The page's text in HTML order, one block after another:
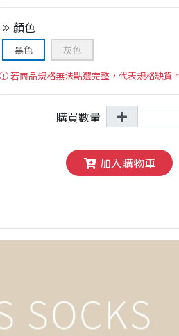
顏色
黑色
灰色
若商品規格無法點選完整，代表規格缺貨。
購買數量
加入購物車